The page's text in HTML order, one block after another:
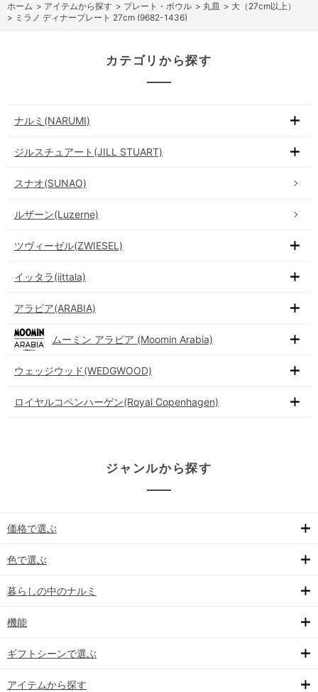
ホーム > アイテムから探す > プレート・ボウル > 丸皿 > 大（27cm以上）
> ミラノ ディナープレート 27cm (9682-1436)
カテゴリから探す
ナルミ(NARUMI)
ジルスチュアート(JILL STUART)
スナオ(SUNAO)
ルザーン(Luzerne)
ツヴィーゼル(ZWIESEL)
イッタラ(iittala)
アラビア(ARABIA)
ムーミン アラビア (Moomin Arabia)
ウェッジウッド(WEDGWOOD)
ロイヤルコペンハーゲン(Royal Copenhagen)
ジャンルから探す
価格で選ぶ
色で選ぶ
暮らしの中のナルミ
機能
ギフトシーンで選ぶ
アイテムから探す